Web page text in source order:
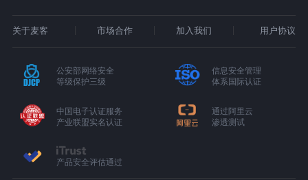
关于麦客 市场合作 加入我们 用户协议
公安部网络安全
等级保护三级
信息安全管理
体系国际认证
中国电子认证服务
产业联盟实名认证
通过阿里云
渗透测试
产品安全评估通过